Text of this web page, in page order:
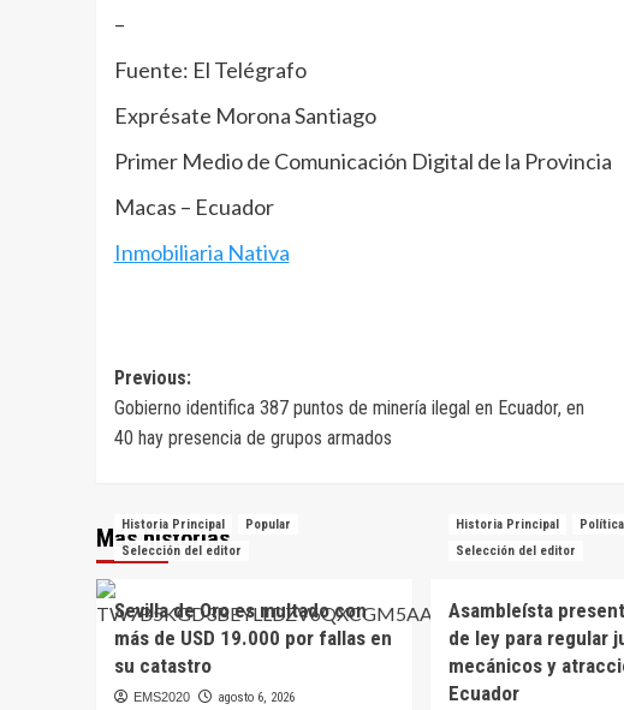
–
Fuente: El Telégrafo
Exprésate Morona Santiago
Primer Medio de Comunicación Digital de la Provincia
Macas – Ecuador
Inmobiliaria Nativa
Navegación
de
entradas
Previous:
Gobierno identifica 387 puntos de minería ilegal en Ecuador, en
40 hay presencia de grupos armados
Más historias
Historia Principal
Popular
Selección del editor
Sevilla de Oro es multado con
más de USD 19.000 por fallas en
su catastro
EMS2020 agosto 6, 2026
Historia Principal Política
Selección del editor
Asambleísta
de ley para regular
mecánicos y
Ecuador